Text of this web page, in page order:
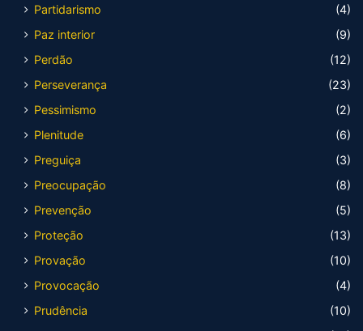
Partidarismo
(4)
Paz interior
(9)
Perdão
(12)
Perseverança
(23)
Pessimismo
(2)
Plenitude
(6)
Preguiça
(3)
Preocupação
(8)
Prevenção
(5)
Proteção
(13)
Provação
(10)
Provocação
(4)
Prudência
(10)